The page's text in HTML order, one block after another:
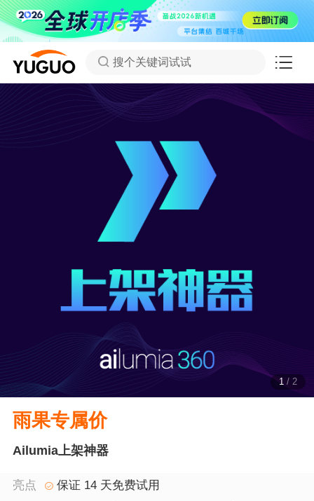
搜个关键词试试
1/ 2
雨果专属价
Ailumia上架神器
亮点
保证 14 天免费试用